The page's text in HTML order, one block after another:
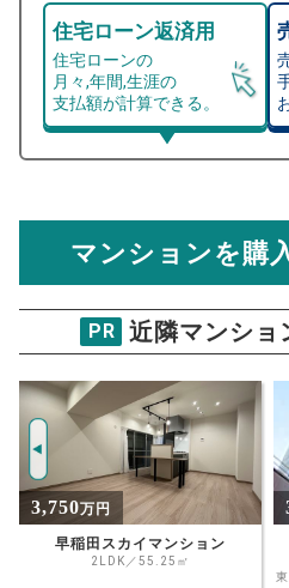
住宅ローン返済用
住宅ローンの
月々,年間,生涯の
支払額が計算できる。
総支払額シミ
計算できます。
物件価格
ご希望の
返済期間
住宅ローン
金利
マンション売却
から売却にかかる諸経費が自
金額がわかります。
秀和番衆町レジデン
試算条件 44㎡・5階
推定売却価格：
資金計画のために査
格を入力して活用す
マンションを購
PR 近隣マンショ
37,000万円
クラッシィタワー新宿御苑
2LDK／79.14㎡